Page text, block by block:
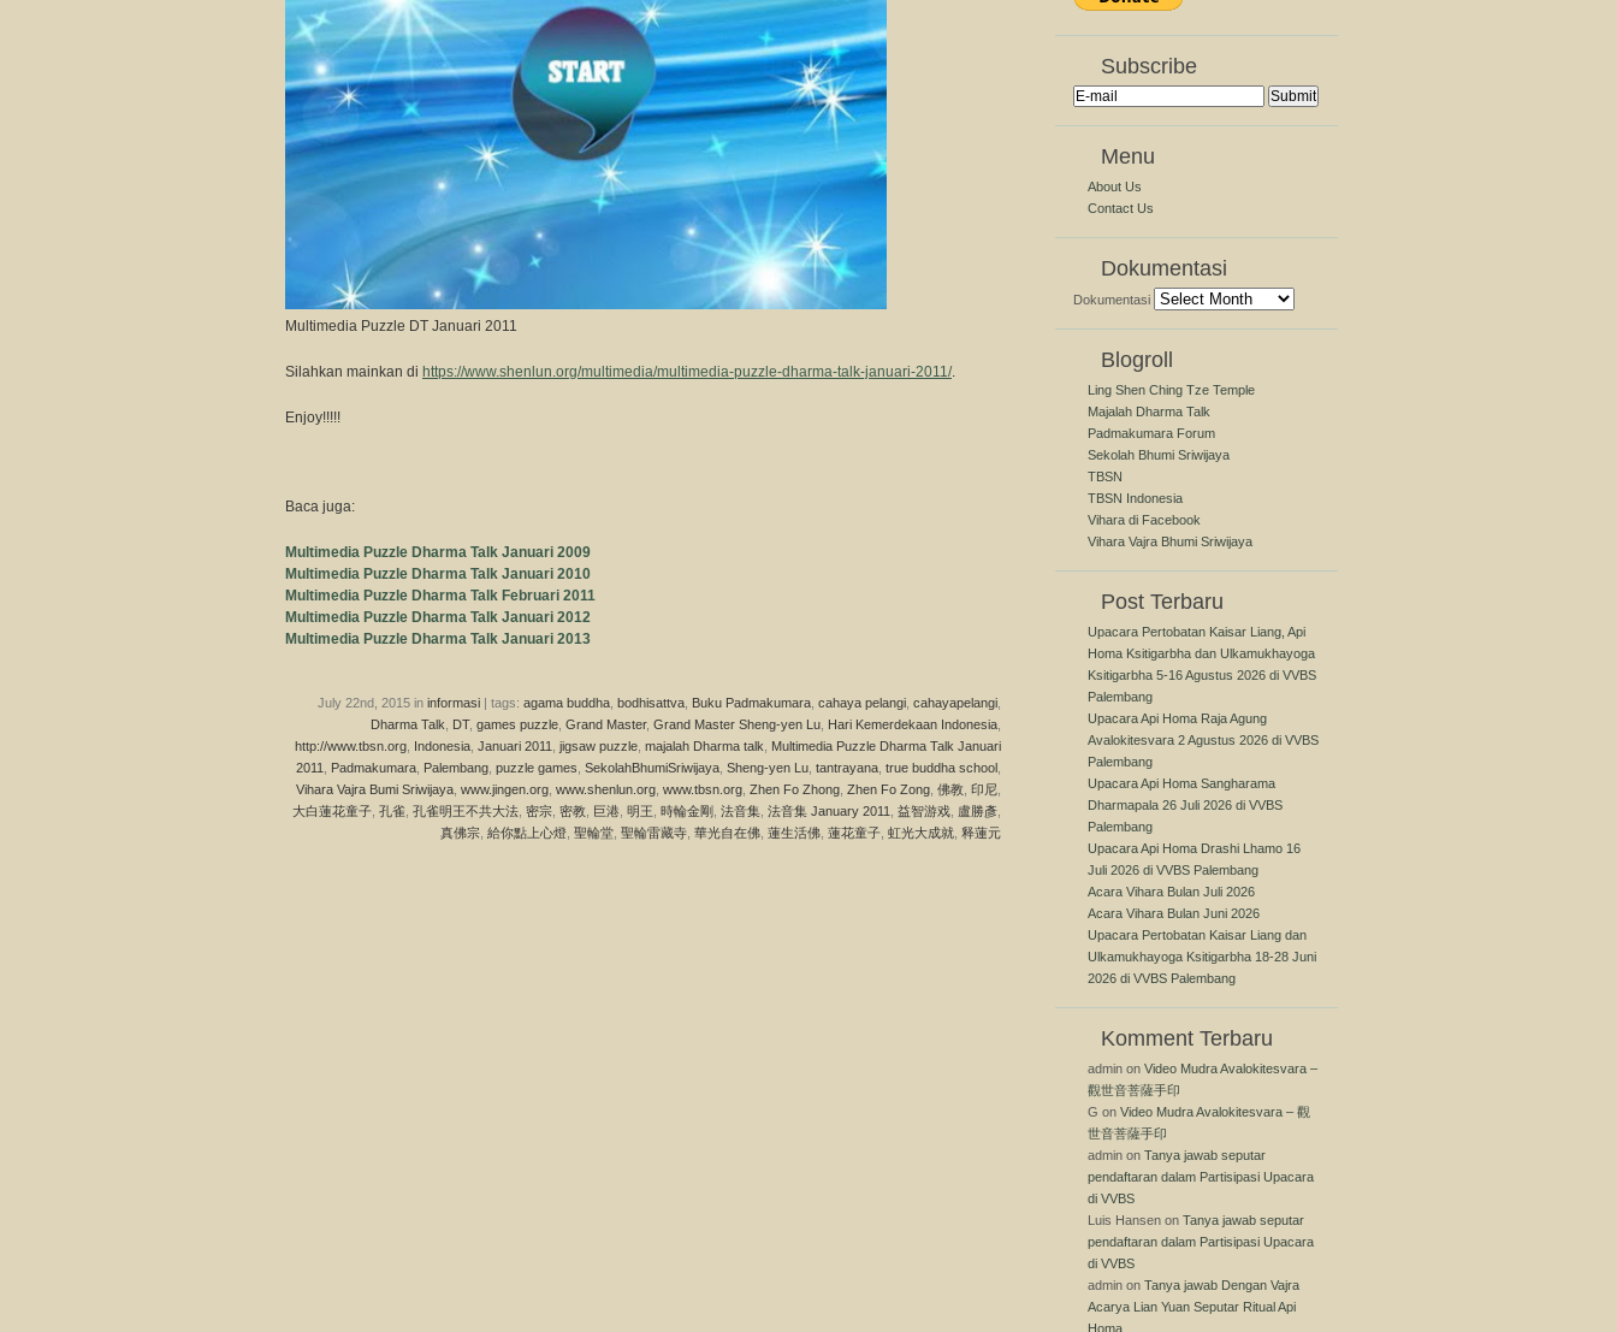
Multimedia Puzzle DT Januari 2011
Silahkan mainkan di https://www.shenlun.org/multimedia/multimedia-puzzle-dharma-talk-januari-2011/.
Enjoy!!!!!
Baca juga:
Multimedia Puzzle Dharma Talk Januari 2009
Multimedia Puzzle Dharma Talk Januari 2010
Multimedia Puzzle Dharma Talk Februari 2011
Multimedia Puzzle Dharma Talk Januari 2012
Multimedia Puzzle Dharma Talk Januari 2013
July 22nd, 2015 in informasi | tags: agama buddha bodhisattva Buku Padmakumara cahaya pelangi cahayapelangi
Dharma Talk
DT, games puzzle Grand Master, Grand Master Sheng-yen Lu Hari Kemerdekaan Indonesia
http://www.tbsn.org Indonesia Januari 2011 jigsaw puzzle majalah Dharma talk
Multimedia Puzzle Dharma Talk Januari
2011
Padmakumara Palembang puzzle games SekolahBhumiSriwijaya Sheng-yen Lu tantrayana true buddha school
Vihara Vajra Bumi Sriwijaya www.jingen.org www.shenlun.org www.tbsn.org Zhen Fo Zhong Zhen Fo Zong 佛教 印尼
大白蓮花童子 孔雀 孔雀明王不共大法 密宗 密教 巨港 明王 時輪金剛 法音集 法音集 January 2011 益智游戏 盧勝彥
真佛宗 給你點上心燈 聖輪堂 聖輪雷藏寺 華光自在佛 蓮生活佛 蓮花童子 虹光大成就 释蓮元
Subscribe
Menu
About Us
Contact Us
Dokumentasi
Dokumentasi
Blogroll
Ling Shen Ching Tze Temple
Majalah Dharma Talk
Padmakumara Forum
Sekolah Bhumi Sriwijaya
TBSN
TBSN Indonesia
Vihara di Facebook
Vihara Vajra Bhumi Sriwijaya
Post Terbaru
Upacara Pertobatan Kaisar Liang, Api
Homa Ksitigarbha dan Ulkamukhayoga
Ksitigarbha 5-16 Agustus 2026 di VVBS
Palembang
Upacara Api Homa Raja Agung
Avalokitesvara 2 Agustus 2026 di VVBS
Palembang
Upacara Api Homa Sangharama
Dharmapala 26 Juli 2026 di VVBS
Palembang
Upacara Api Homa Drashi Lhamo 16
Juli 2026 di VVBS Palembang
Acara Vihara Bulan Juli 2026
Acara Vihara Bulan Juni 2026
Upacara Pertobatan Kaisar Liang dan
Ulkamukhayoga Ksitigarbha 18-28 Juni
2026 di VVBS Palembang
Komment Terbaru
admin on Video Mudra Avalokitesvara –
觀世音菩薩手印
G on Video Mudra Avalokitesvara – 觀
世音菩薩手印
admin on Tanya jawab seputar
pendaftaran dalam Partisipasi Upacara
di VVBS
Luis Hansen on Tanya jawab seputar
pendaftaran dalam Partisipasi Upacara
di VVBS
admin on Tanya jawab Dengan Vajra
Acarya Lian Yuan Seputar Ritual Api
Homa